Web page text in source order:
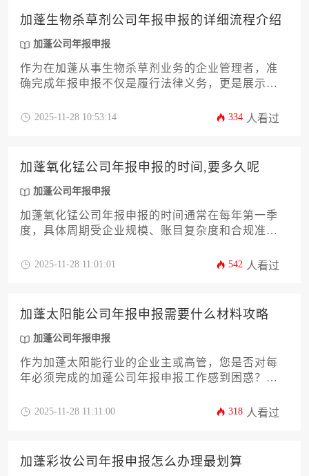
再到经过审计的财务报表，为您提供一份清晰、实
用的操作指南，助您高效合规地完成这项重要工
作。
加蓬生物杀草剂公司年报申报的详细流程介绍
加蓬公司年报申报
作为在加蓬从事生物杀草剂业务的企业管理者，准
确完成年报申报不仅是履行法律义务，更是展示公
析从前期资料准备、在线系统填报到最终提交确认
在风险，确保企业在当地市场的稳健发展。
2025-11-28 10:53:14 334 人看过
加蓬氧化锰公司年报申报的时间,要多久呢
加蓬公司年报申报
加蓬氧化锰公司年报申报的时间通常在每年第一季
度，具体周期受企业规模、账目复杂度和合规准备
关键时间节点、法定流程、常见延误因素及优化策
加蓬运营的矿业企业提供一站式合规解决方案。
2025-11-28 11:01:01 542 人看过
加蓬太阳能公司年报申报需要什么材料攻略
加蓬公司年报申报
作为加蓬太阳能行业的企业主或高管，您是否对每
年必须完成的加蓬公司年报申报工作感到困惑？这
加蓬相关法律法规要求以及高效准备的实用技巧。
常见申报风险，确保企业合规运营并提升海外市场
信誉度。
2025-11-28 11:11:00 318 人看过
加蓬彩妆公司年报申报怎么办理最划算